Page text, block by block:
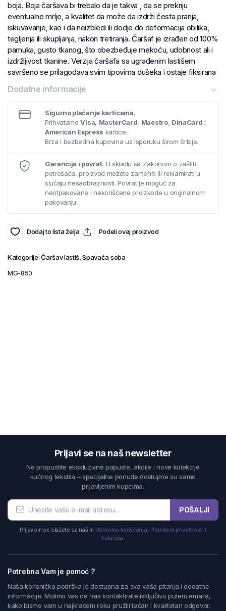
boja. Boja čaršava bi trebalo da je takva , da se prekriju
eventualne mrlje, a kvalitet da može da izdrži česta pranja,
iskuvavanje, kao i da neizbledi ili dodje do deformacija obilika,
tegljenja ili skupljanja, nakon tretiranja. Čaršaf je izrađen od 100%
pamuka, gusto tkanog, što obezbeđuje mekoću, udobnost ali i
izdržljivost tkanine. Verzija čaršafa sa ugrađenim lastišem
savršeno se prilagođava svim tipovima dušeka i ostaje fiksirana
tokom cele noći.
Dodatne informacije
Sigurno plaćanje karticama.
PrihvatamoVisa, MasterCard, Maestro, DinaCard i
American Express kartice.
Brza i bezbedna kupovina uz isporuku širom Srbije.
Garancija i povrat. U skladu sa Zakonom o zaštiti
potrošača, proizvod možete zameniti ili reklamirati u
slučaju nesaobraznosti. Povrat je moguć za
neotpakovane i nekorišćene proizvode u originalnom
pakovanju.
Dodaj to lista želja Podeli ovaj proizvod
Kategorije:Čaršav lastiš ,Spavaća soba
MG-850
Prijavi se na naš newsletter
Ne propustite ekskluzivne popuste, akcije i nove kolekcije
kućnog tekstila – specijalne ponude dostupne su samo
prijavljenim kupcima.
POŠALJI
Prijavom se slažete sa našim Uslovima korišćenja i Politikom privatnosti i
kolačića.
Potrebna Vam je pomoć ?
Naša korisnička podrška je dostupna za sva vaša pitanja i dodatne
informacije. Molimo vas da nas kontaktirate isključivo putem emaila,
kako bismo vam u najkraćem roku pružili tačan i kvalitetan odgovor.